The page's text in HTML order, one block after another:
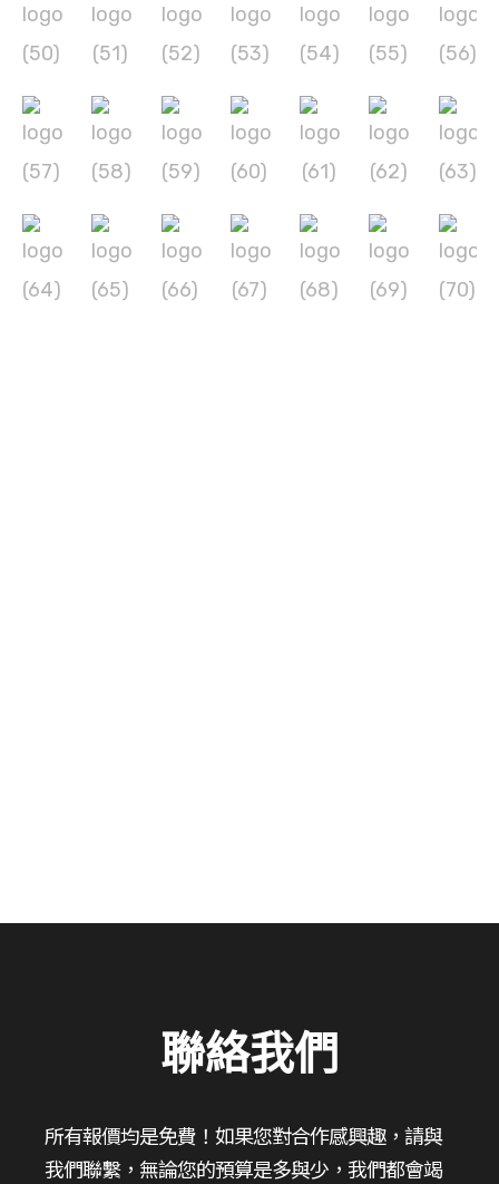
聯絡我們
所有報價均是免費！如果您對合作感興趣，請與
我們聯繫，無論您的預算是多與少，我們都會竭